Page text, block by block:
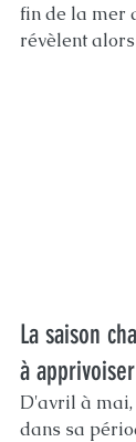
fin de la mer
révèlent
La saison
à apprivoiser
D'avril à
dans sa